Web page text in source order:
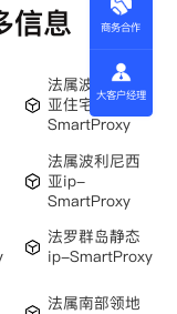
信息
法属波利尼西
亚住宅ip-
SmartProxy
法属波利尼西
亚ip-
SmartProxy
法罗群岛静态
ip-SmartProxy
法属南部领地
商务合作
大客户经理